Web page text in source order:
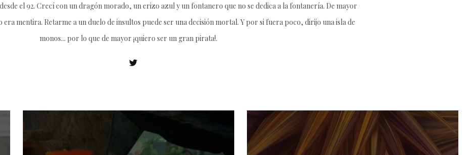
el 92. Crecí con un dragón morado, un erizo azul y un fontanero que no se dedica a la fontanería. De mayor
mentira. Retarme a un duelo de insultos puede ser una decisión mortal. Y por si fuera poco, dirijo una isla de
monos... por lo que de mayor ¡quiero ser un gran pirata!.